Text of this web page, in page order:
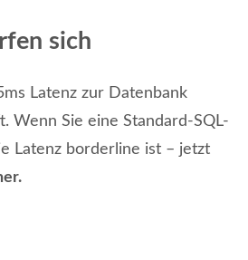
sich
Latenz zur Datenbank
Wenn Sie eine Standard-SQL-
Latenz borderline ist – jetzt